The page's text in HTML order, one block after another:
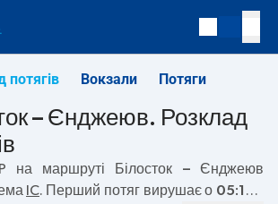
потягів Вокзали Потяги
– Єнджеюв. Розклад
на маршруті
Білосток – Єнджеюв
IC . Перший потяг вирушає о 05:15з